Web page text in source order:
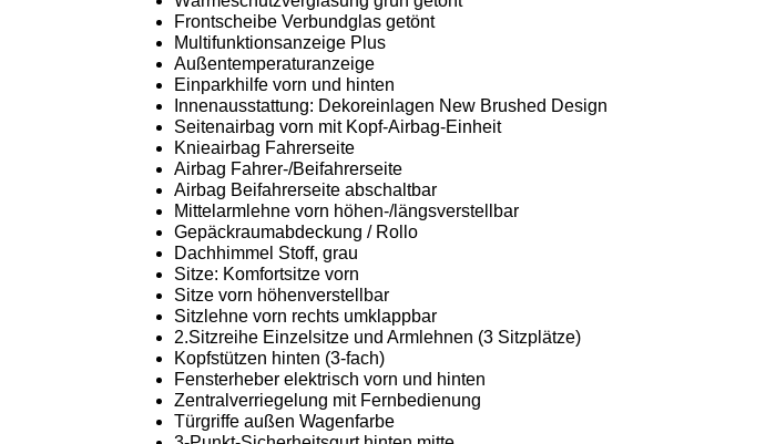
Frontscheibe Verbundglas getönt
Multifunktionsanzeige Plus
Außentemperaturanzeige
Einparkhilfe vorn und hinten
Innenausstattung: Dekoreinlagen New Brushed Design
Seitenairbag vorn mit Kopf-Airbag-Einheit
Knieairbag Fahrerseite
Airbag Fahrer-/Beifahrerseite
Airbag Beifahrerseite abschaltbar
Mittelarmlehne vorn höhen-/längsverstellbar
Gepäckraumabdeckung / Rollo
Dachhimmel Stoff, grau
Sitze: Komfortsitze vorn
Sitze vorn höhenverstellbar
Sitzlehne vorn rechts umklappbar
2.Sitzreihe Einzelsitze und Armlehnen (3 Sitzplätze)
Kopfstützen hinten (3-fach)
Fensterheber elektrisch vorn und hinten
Zentralverriegelung mit Fernbedienung
Türgriffe außen Wagenfarbe